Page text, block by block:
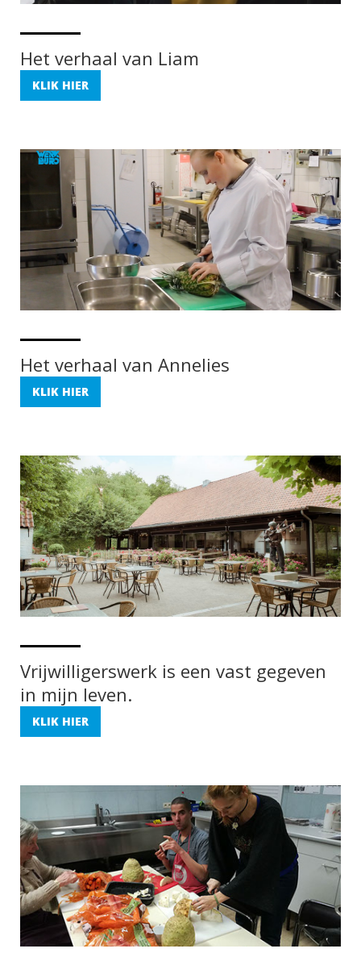
Het verhaal van Liam
KLIK HIER
Het verhaal van Annelies
KLIK HIER
Vrijwilligerswerk is een vast gegeven
in mijn leven.
KLIK HIER